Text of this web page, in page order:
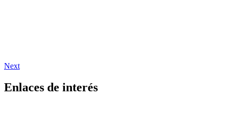
Next
Enlaces de interés